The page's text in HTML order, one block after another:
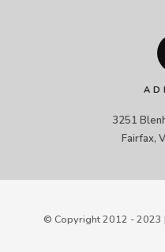
3251
Fairfax,
© Copyright 2012 - 2023